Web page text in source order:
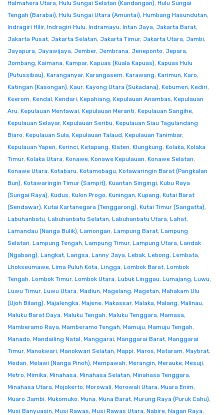
Halmahera Utara, Hulu Sungai Selatan (Kandangan), Hulu Sungai
Tengah (Barabai), Hulu Sungai Utara (Amuntai), Humbang Hasundutan,
Indragiri Hilir, Indragiri Hulu, Indramayu, Intan Jaya, Jakarta Barat,
Jakarta Pusat, Jakarta Selatan, Jakarta Timur, Jakarta Utara, Jambi,
Jayapura, Jayawijaya, Jember, Jembrana, Jeneponto, Jepara,
Jombang, Kaimana, Kampar, Kapuas (Kuala Kapuas), Kapuas Hulu
(Putussibau), Karanganyar, Karangasem, Karawang, Karimun, Karo,
Katingan (Kasongan), Kaur, Kayong Utara (Sukadana), Kebumen, Kediri,
Keerom, Kendal, Kendari, Kepahiang, Kepulauan Anambas, Kepulauan
Aru, Kepulauan Mentawai, Kepulauan Meranti, Kepulauan Sangihe,
Kepulauan Selayar, Kepulauan Seribu, Kepulauan Siau Tagulandang
Biaro, Kepulauan Sula, Kepulauan Talaud, Kepulauan Tanimbar,
Kepulauan Yapen, Kerinci, Ketapang, Klaten, Klungkung, Kolaka, Kolaka
Timur, Kolaka Utara, Konawe, Konawe Kepulauan, Konawe Selatan,
Konawe Utara, Kotabaru, Kotamobagu, Kotawaringin Barat (Pangkalan
Bun), Kotawaringin Timur (Sampit), Kuantan Singingi, Kubu Raya
(Sungai Raya), Kudus, Kulon Progo, Kuningan, Kupang, Kutai Barat
(Sendawar), Kutai Kartanegara (Tenggarong), Kutai Timur (Sangatta),
Labuhanbatu, Labuhanbatu Selatan, Labuhanbatu Utara, Lahat,
Lamandau (Nanga Bulik), Lamongan, Lampung Barat, Lampung
Selatan, Lampung Tengah, Lampung Timur, Lampung Utara, Landak
(Ngabang), Langkat, Langsa, Lanny Jaya, Lebak, Lebong, Lembata,
Lhokseumawe, Lima Puluh Kota, Lingga, Lombok Barat, Lombok
Tengah, Lombok Timur, Lombok Utara, Lubuk Linggau, Lumajang, Luwu,
Luwu Timur, Luwu Utara, Madiun, Magelang, Magetan, Mahakam Ulu
(Ujoh Bilang), Majalengka, Majene, Makassar, Malaka, Malang, Malinau,
Maluku Barat Daya, Maluku Tengah, Maluku Tenggara, Mamasa,
Mamberamo Raya, Mamberamo Tengah, Mamuju, Mamuju Tengah,
Manado, Mandailing Natal, Manggarai, Manggarai Barat, Manggarai
Timur, Manokwari, Manokwari Selatan, Mappi, Maros, Mataram, Maybrat,
Medan, Melawi (Nanga Pinoh), Mempawah, Merangin, Merauke, Mesuji,
Metro, Mimika, Minahasa, Minahasa Selatan, Minahasa Tenggara,
Minahasa Utara, Mojokerto, Morowali, Morowali Utara, Muara Enim,
Muaro Jambi, Mukomuko, Muna, Muna Barat, Murung Raya (Puruk Cahu),
Musi Banyuasin, Musi Rawas, Musi Rawas Utara, Nabire, Nagan Raya,